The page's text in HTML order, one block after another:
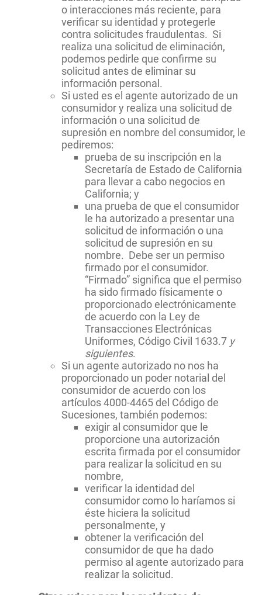
o interacciones más reciente, para
verificar su identidad y protegerle
contra solicitudes fraudulentas. Si
realiza una solicitud de eliminación,
podemos pedirle que confirme su
solicitud antes de eliminar su
información personal.
Si usted es el agente autorizado de un
consumidor y realiza una solicitud de
información o una solicitud de
supresión en nombre del consumidor, le
pediremos:
prueba de su inscripción en la
Secretaría de Estado de California
para llevar a cabo negocios en
California; y
una prueba de que el consumidor
le ha autorizado a presentar una
solicitud de información o una
solicitud de supresión en su
nombre. Debe ser un permiso
firmado por el consumidor.
“Firmado” significa que el permiso
ha sido firmado físicamente o
proporcionado electrónicamente
de acuerdo con la Ley de
Transacciones Electrónicas
Uniformes, Código Civil 1633.7 y
siguientes.
Si un agente autorizado no nos ha
proporcionado un poder notarial del
consumidor de acuerdo con los
artículos 4000-4465 del Código de
Sucesiones, también podemos:
exigir al consumidor que le
proporcione una autorización
escrita firmada por el consumidor
para realizar la solicitud en su
nombre,
verificar la identidad del
consumidor como lo haríamos si
éste hiciera la solicitud
personalmente, y
obtener la verificación del
consumidor de que ha dado
permiso al agente autorizado para
realizar la solicitud.